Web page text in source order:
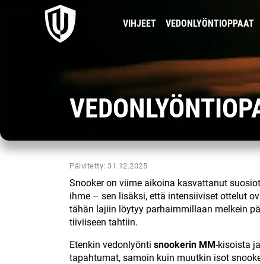
VIHJEET VEDONLYÖNTIOPPAAT
Päivitetty: 31.12.2025
Snooker on viime aikoina kasvattanut
ihme – sen lisäksi, että intensiiviset ottelut
tähän lajiin löytyy parhaimmillaan melkein
tiiviiseen tahtiin.
Etenkin vedonlyönti snookerin MM-kisoista
tapahtumat, samoin kuin muutkin isot